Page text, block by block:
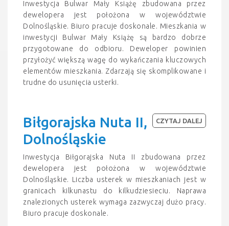
Inwestycja Bulwar Mały Książę zbudowana przez
dewelopera jest położona w województwie
Dolnośląskie. Biuro pracuje doskonale. Mieszkania w
inwestycji Bulwar Mały Książę są bardzo dobrze
przygotowane do odbioru. Deweloper powinien
przyłożyć większą wagę do wykańczania kluczowych
elementów mieszkania. Zdarzają się skomplikowane i
trudne do usunięcia usterki.
Biłgorajska Nuta II,
Dolnośląskie
Inwestycja Biłgorajska Nuta II zbudowana przez
dewelopera jest położona w województwie
Dolnośląskie. Liczba usterek w mieszkaniach jest w
granicach kilkunastu do kilkudziesieciu. Naprawa
znalezionych usterek wymaga zazwyczaj dużo pracy.
Biuro pracuje doskonale.
CZYTAJ DALEJ